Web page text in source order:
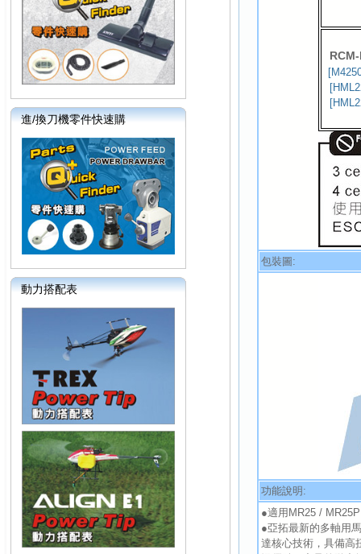
進/換刀機零件快速購
動力搭配表
包裝圖:
功能說明:
●適用MR25 / MR25P
●亞拓最新的多軸用
達核心技術，具備高